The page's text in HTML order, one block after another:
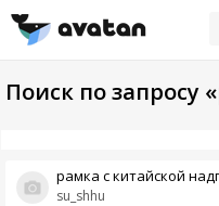
Поиск по запросу
su_shhu
рамка с китайской